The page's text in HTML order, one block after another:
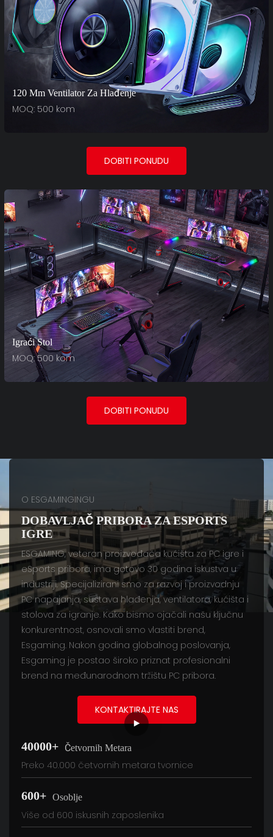
120 Mm Ventilator Za Hlađenje
MOQ: 500 kom
DOBITI PONUDU
Igraći Stol
MOQ: 500 kom
DOBITI PONUDU
O ESGAMINGINGU
DOBAVLJAČ PRIBORA ZA ESPORTS
IGRE
ESGAMING, veteran proizvođača kućišta za PC igre i
eSports pribora, ima gotovo 30 godina iskustva u
industriji. Specijalizirani smo za razvoj i proizvodnju
PC napajanja, sustava hlađenja, ventilatora, kućišta i
stolova za igranje. Kako bismo ojačali našu ključnu
konkurentnost, osnovali smo vlastiti brend,
Esgaming. Nakon godina globalnog poslovanja,
Esgaming je postao široko priznat profesionalni
brend na međunarodnom tržištu PC pribora.
KONTAKTIRAJTE NAS
40000+ Četvornih Metara
Preko 40.000 četvornih metara tvornice
600+ Osoblje
Više od 600 iskusnih zaposlenika